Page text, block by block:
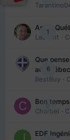
1
Arte :
Laurent ·
6
Que
au
BestBuy ·
0
Bon temps
Charbel ·
EDE